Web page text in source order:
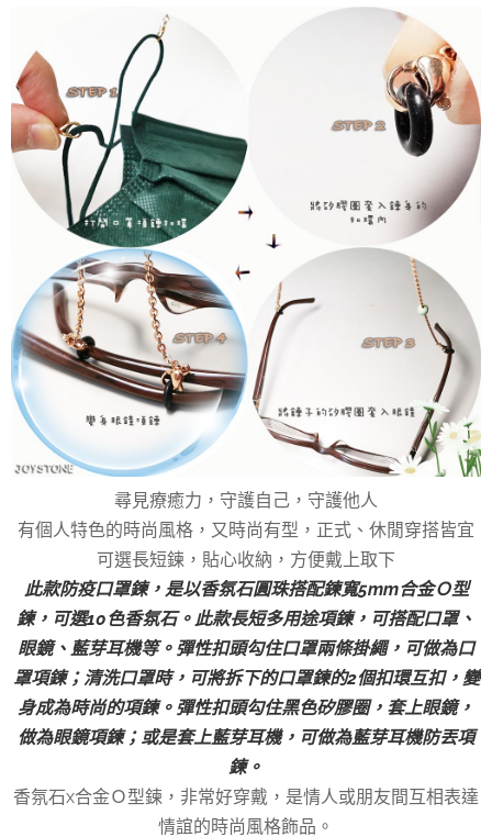
尋見療癒力，守護自己，守護他人
有個人特色的時尚風格，又時尚有型，正式、休閒穿搭皆宜
可選長短鍊，貼心收納，方便戴上取下
此款防疫口罩鍊，是以香氛石圓珠搭配鍊寬5mm合金Ｏ型
鍊，可選10色香氛石。此款長短多用途項鍊，可搭配口罩、
眼鏡、藍芽耳機等。彈性扣頭勾住口罩兩條掛繩，可做為口
罩項鍊；清洗口罩時，可將拆下的口罩鍊的2個扣環互扣，變
身成為時尚的項鍊。彈性扣頭勾住黑色矽膠圈，套上眼鏡，
做為眼鏡項鍊；或是套上藍芽耳機，可做為藍芽耳機防丟項
鍊。
香氛石x合金Ｏ型鍊，非常好穿戴，是情人或朋友間互相表達
情誼的時尚風格飾品。